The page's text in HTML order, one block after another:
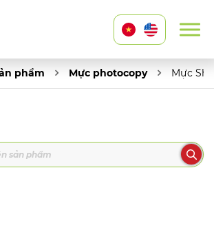
phẩm Mực photocopy Mực